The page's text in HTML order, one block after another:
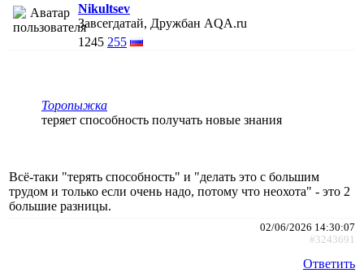
Nikultsev
Завсегдатай, Дружбан AQA.ru
1245 255
Торопыжка
теряет способность получать новые знания
Всё-таки "терять способность" и "делать это с большим
трудом и только если очень надо, потому что неохота" - это 2
большие разницы.
02/06/2026 14:30:07
#3243691
Ответить